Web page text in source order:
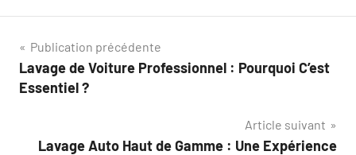
Navigation
de
Publication précédente
Lavage de Voiture Professionnel : Pourquoi C’est
Essentiel ?
Article suivant
Lavage Auto Haut de Gamme : Une Expérience